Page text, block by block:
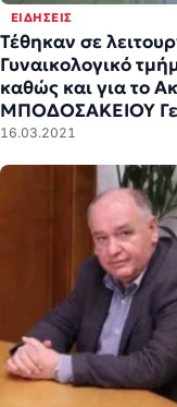
ΕΙΔΉΣΕΙΣ
Τέθηκαν σε
Γυναικολογικό
καθώς και για το
ΜΠΟΔΟΣΑΚΕΙΟΥ
16.03.2021